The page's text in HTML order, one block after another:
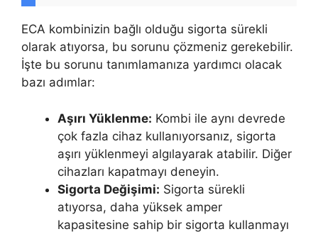
ECA kombinizin bağlı olduğu sigorta sürekli
olarak atıyorsa, bu sorunu çözmeniz gerekebilir.
İşte bu sorunu tanımlamanıza yardımcı olacak
bazı adımlar:
Aşırı Yüklenme: Kombi ile aynı devrede
çok fazla cihaz kullanıyorsanız, sigorta
aşırı yüklenmeyi algılayarak atabilir. Diğer
cihazları kapatmayı deneyin.
Sigorta Değişimi: Sigorta sürekli
atıyorsa, daha yüksek amper
kapasitesine sahip bir sigorta kullanmayı